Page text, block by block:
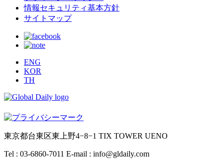
情報セキュリティ基本方針
サイトマップ
ENG
KOR
TH
東京都台東区東上野4−8−1 TIX TOWER UENO
Tel : 03-6860-7011 E-mail : info@gldaily.com